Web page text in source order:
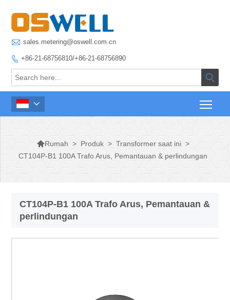
 sales.metering@oswell.com.cn
 +86-21-68756810/+86-21-68756890


Rumah > Produk > Transformer saat ini >
CT104P-B1 100A Trafo Arus, Pemantauan & perlindungan
CT104P-B1 100A Trafo Arus, Pemantauan &
perlindungan